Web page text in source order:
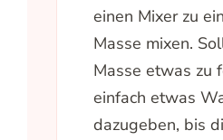
einen Mixer zu
Masse mixen.
Masse etwas zu
einfach etwas
dazugeben, bis